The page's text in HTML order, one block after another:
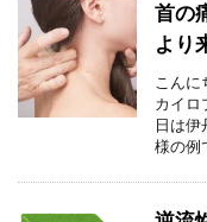
首の
より
こんに
カイロ
日は
様の例